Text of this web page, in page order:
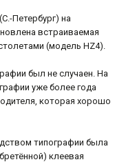
Петербург) на
встраиваемая
(модель HZ4).
был не случаен. На
уже более года
которая хорошо
типографии была
клеевая